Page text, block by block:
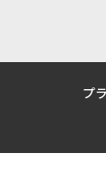
プ